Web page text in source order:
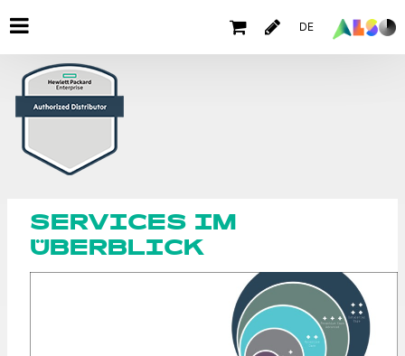
DE
SERVICES IM
ÜBERBLICK